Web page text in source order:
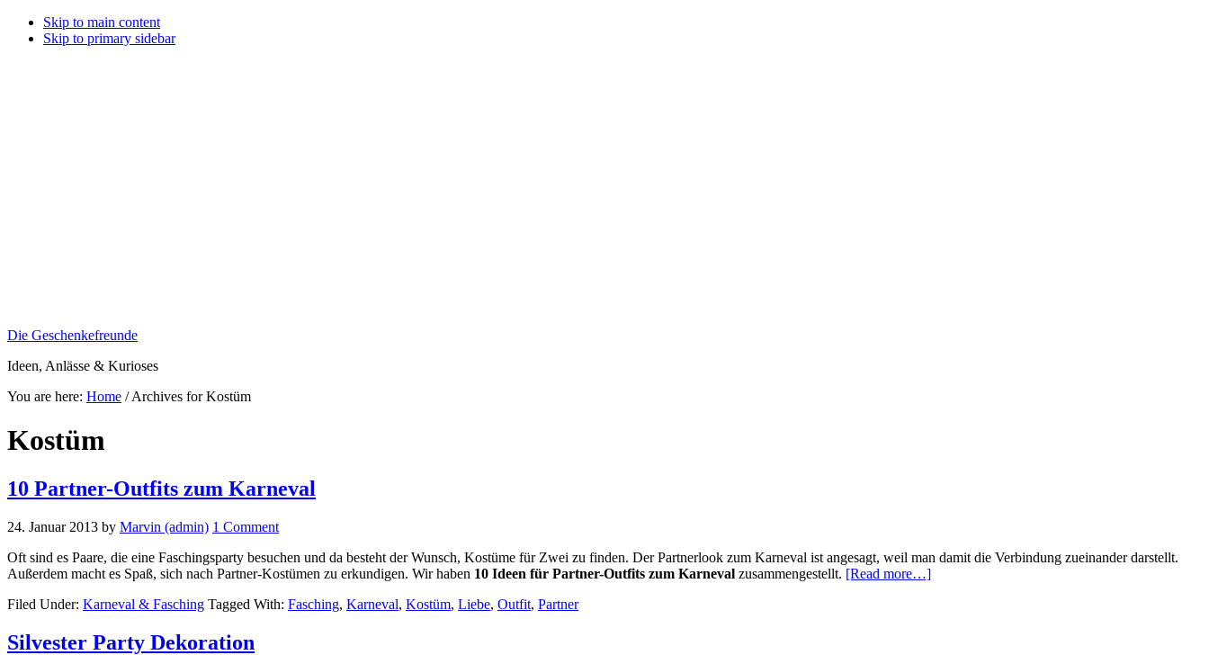
Skip to main content
Skip to primary sidebar
Die Geschenkefreunde
Ideen, Anlässe & Kurioses
You are here: Home /Archives for Kostüm
Kostüm
10 Partner-Outfits zum Karneval
24. Januar 2013 by Marvin (admin) 1 Comment
Oft sind es Paare, die eine Faschingsparty besuchen und da besteht der Wunsch, Kostüme für Zwei zu finden. Der Partnerlook zum Karneval ist angesagt, weil man damit die Verbindung zueinander darstellt.
Außerdem macht es Spaß, sich nach Partner-Kostümen zu erkundigen. Wir haben 10 Ideen für Partner-Outfits zum Karneval zusammengestellt. [Read more…]about
Filed Under: Karneval & Fasching Tagged With: Fasching, Karneval, Kostüm, Liebe, Outfit, Partner
Silvester Party Dekoration